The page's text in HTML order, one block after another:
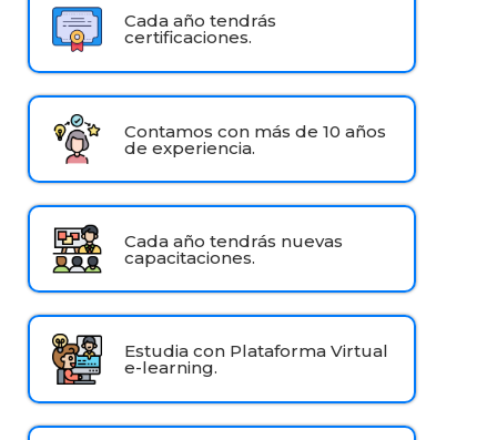
Cada año tendrás
certificaciones.
Contamos con más de 10 años
de experiencia.
Cada año tendrás nuevas
capacitaciones.
Estudia con Plataforma Virtual
e-learning.